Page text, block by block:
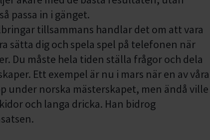
passa in i gänget.
tillsammans handlar det om att vara
sätta dig och spela spel på telefonen när
Du måste hela tiden ställa frågor och dela
Ett exempel är nu i mars när en av våra
under norska mästerskapet, men ändå ville
och langa dricka. Han bidrog